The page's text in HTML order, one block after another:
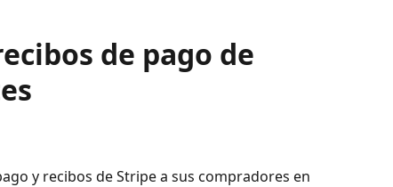
de pago de
y recibos de Stripe a sus compradores en